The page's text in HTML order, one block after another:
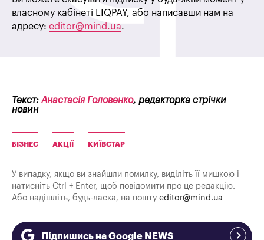
власному кабінеті LIQPAY, або написавши нам на
адресу: editor@mind.ua.
Текст: Анастасія Головенко, редакторка стрічки
новин
БІЗНЕС АКЦІЇ КИЇВСТАР
У випадку, якщо ви знайшли помилку, виділіть її мишкою і
натисніть Ctrl + Enter, щоб повідомити про це редакцію.
Або надішліть, будь-ласка, на пошту editor@mind.ua
Підпишись на Google NEWS